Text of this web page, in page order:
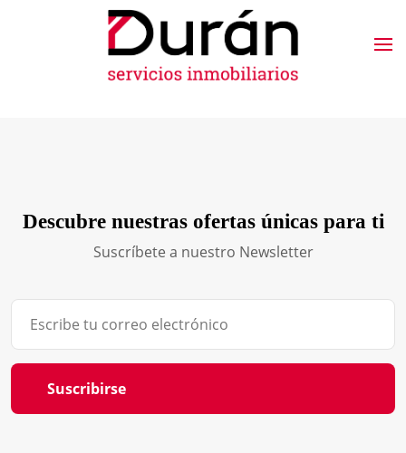
Descubre nuestras ofertas únicas para ti
Suscríbete a nuestro Newsletter
Suscribirse